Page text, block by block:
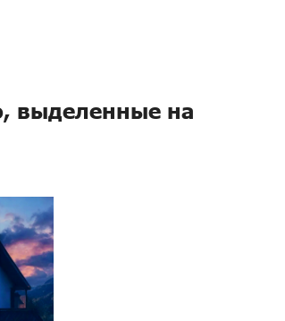
выделенные на